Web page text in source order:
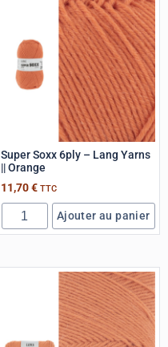
Super Soxx 6ply – Lang Yarns
|| Orange
11,70€ TTC
Ajouter au panier